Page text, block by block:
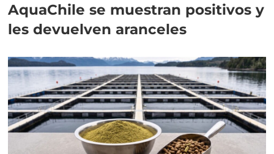
AquaChile se muestran positivos y
les devuelven aranceles